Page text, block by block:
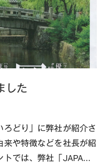
した
どり」に弊社が紹介さ
来や特徴などを社長が紹
トでは、弊社「JAPAN